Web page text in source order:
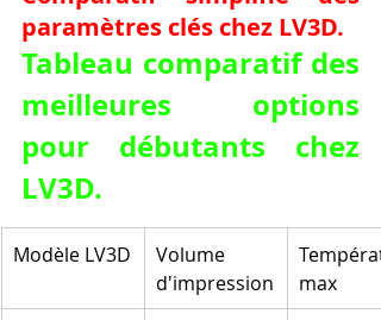
paramètres clés chez LV3D.
Tableau comparatif des
meilleures options
pour débutants chez
LV3D.
Modèle LV3D
Volume
d'impression
max